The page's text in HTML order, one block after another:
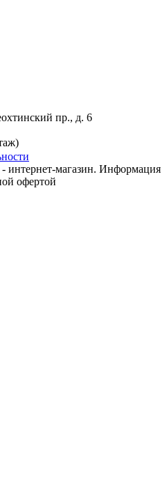
пр., д. 6
магазин. Информация
офертой